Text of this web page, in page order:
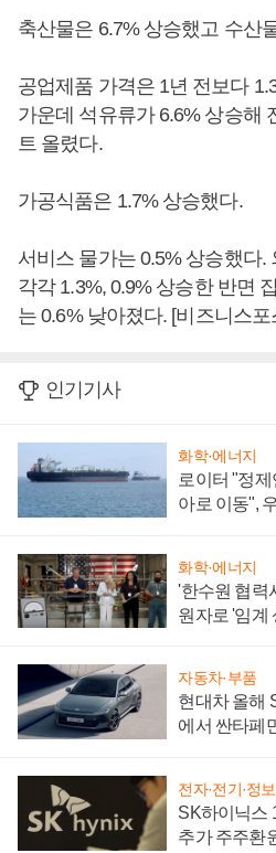
축산물은 6.7% 상승했고 수산
공업제품 가격은 1년 전보다
가운데 석유류가 6.6% 상승해
트 올렸다.
가공식품은 1.7% 상승했다.
서비스 물가는 0.5% 상승했다.
각각 1.3%, 0.9% 상승한 반면
는 0.6% 낮아졌다. [비즈니스
인기기사
화학·에너지
로이터 "정제
아로 이동",
화학·에너지
'한수원 협력
원자로 '임계
자동차·부품
현대차 올해
에서 싼타페
전자·전기·정
SK하이닉스
추가 주주환